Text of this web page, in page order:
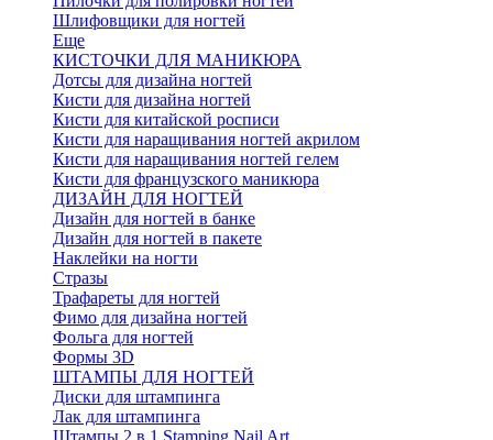
Шлифовщики для ногтей
Еще
КИСТОЧКИ ДЛЯ МАНИКЮРА
Дотсы для дизайна ногтей
Кисти для дизайна ногтей
Кисти для китайской росписи
Кисти для наращивания ногтей акрилом
Кисти для наращивания ногтей гелем
Кисти для французского маникюра
ДИЗАЙН ДЛЯ НОГТЕЙ
Дизайн для ногтей в банке
Дизайн для ногтей в пакете
Наклейки на ногти
Стразы
Трафареты для ногтей
Фимо для дизайна ногтей
Фольга для ногтей
Формы 3D
ШТАМПЫ ДЛЯ НОГТЕЙ
Диски для штампинга
Лак для штампинга
Штампы 2 в 1 Stamping Nail Art